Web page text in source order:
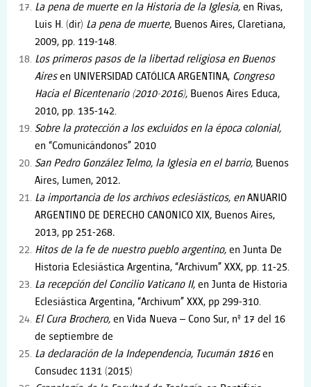
La pena de muerte en la Historia de la Iglesia, en Rivas,
Luis H. (dir) La pena de muerte, Buenos Aires, Claretiana,
2009, pp. 119-148.
Los primeros pasos de la libertad religiosa en Buenos
Airesen UNIVERSIDAD CATÓLICA ARGENTINA, Congreso
Hacia el Bicentenario (2010-2016), Buenos Aires Educa,
2010, pp. 135-142.
Sobre la protección a los excluidos en la época colonial,
en “Comunicándonos” 2010
San Pedro González Telmo, la Iglesia en el barrio, Buenos
Aires, Lumen, 2012.
La importancia de los archivos eclesiásticos, enANUARIO
ARGENTINO DE DERECHO CANONICO XIX, Buenos Aires,
2013, pp 251-268.
Hitos de la fe de nuestro pueblo argentino, en Junta De
Historia Eclesiástica Argentina, “Archivum” XXX, pp. 11-25.
La recepción del Concilio Vaticano II, en Junta de Historia
Eclesiástica Argentina, “Archivum” XXX, pp 299-310.
El Cura Brochero, en Vida Nueva – Cono Sur, nº 17 del 16
de septiembre de
La declaración de la Independencia, Tucumán 1816en
Consudec 1131 (2015)